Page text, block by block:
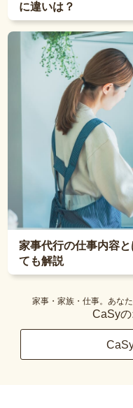
に違いは？
家事代行の仕事内容
ても解説
家事・家族・仕事。あな
CaSy